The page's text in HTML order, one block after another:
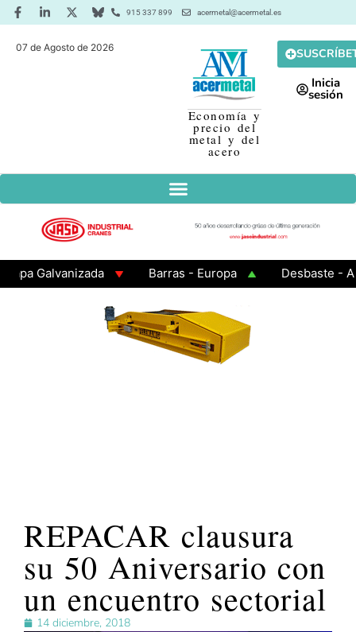
915 337 899 acermetal@acermetal.es
07 de Agosto de 2026
Economía y
precio del
metal y del
acero
Inicia
sesión
Galvanizada Barras - Europa
Desbaste - Asia
REPACAR clausura
su 50 Aniversario con
un encuentro sectorial
14 diciembre, 2018